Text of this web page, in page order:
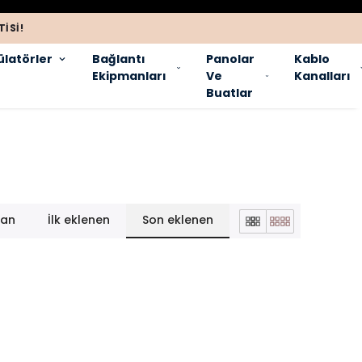
Bağlantı
Ekipmanları
Panolar
Ve
Buatlar
Kablo
Kanalları
İlk eklenen Son eklenen